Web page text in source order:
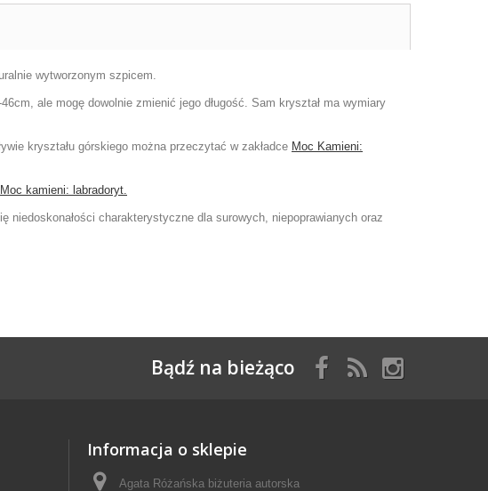
wytworzonym szpicem.
ale mogę dowolnie zmienić jego długość. Sam kryształ ma wymiary
kryształu górskiego można przeczytać w zakładce Moc Kamieni:
Moc kamieni: labradoryt.
charakterystyczne dla surowych, niepoprawianych oraz
Bądź na bieżąco
Informacja o sklepie
Agata Różańska biżuteria autorska